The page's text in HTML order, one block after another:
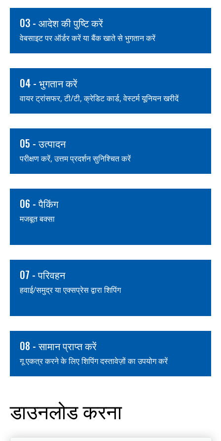
03 - आदेश की पुष्टि करें
वेबसाइट पर ऑर्डर करें या बैंक खाते से भुगतान करें
04 - भुगतान करें
वायर ट्रांसफर, टी/टी, क्रेडिट कार्ड, वेस्टर्म यूनियन खरीदें
05 - उत्पादन
परीक्षण करें, उत्तम प्रदर्शन सुनिश्चित करें
06 - पैकिंग
मजबूत बक्सा
07 - परिवहन
हवाई/समुद्र या एक्सप्रेस द्वारा शिपिंग
08 - सामान प्राप्त करें
गू एकत्र करने के लिए शिपिंग दस्तावेज़ों का उपयोग करें
डाउनलोड करना